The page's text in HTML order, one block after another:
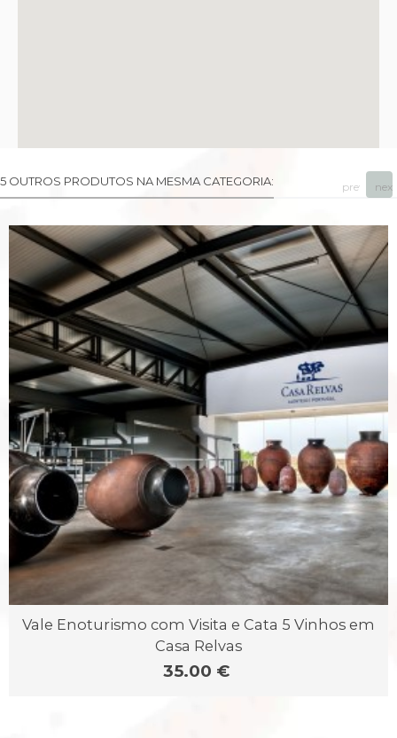
5 OUTROS PRODUTOS NA MESMA CATEGORIA:
Vale Enoturismo com Visita e Cata 5 Vinhos em
Casa Relvas
35.00 €
prev next